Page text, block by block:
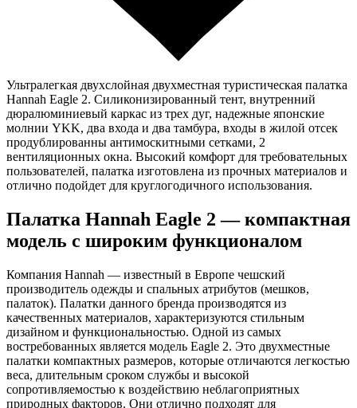
Ультралегкая двухслойная двухместная туристическая палатка
Hannah Eagle 2. Силиконизированный тент, внутренний
дюралюминиевый каркас из трех дуг, надежные японские
молнии YKK, два входа и два тамбура, входы в жилой отсек
продублированны антимоскитными сетками, 2
вентиляционных окна. Высокий комфорт для требовательных
пользователей, палатка изготовлена из прочных материалов и
отлично подойдет для круглогодичного использования.
Палатка Hannah Eagle 2 — компактная
модель с широким функционалом
Компания Hannah — известный в Европе чешский
производитель одежды и спальных атрибутов (мешков,
палаток). Палатки данного бренда производятся из
качественных материалов, характеризуются стильным
дизайном и функциональностью. Одной из самых
востребованных является модель Eagle 2. Это двухместные
палатки компактных размеров, которые отличаются легкостью
веса, длительным сроком службы и высокой
сопротивляемостью к воздействию неблагоприятных
природных факторов. Они отлично подходят для